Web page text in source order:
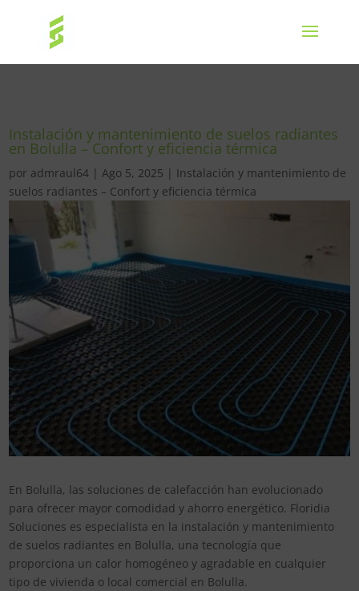
Instalación y mantenimiento de suelos radiantes
en Bolulla – Confort y eficiencia térmica
por admraul64 |Ago 5, 2025 | Instalación y mantenimiento de
suelos radiantes – Confort y eficiencia térmica
En Bolulla, las soluciones de calefacción han evolucionado
para ofrecer mayor comodidad y ahorro energético. Floridia
Soluciones es especialista en la instalación y mantenimiento
de suelos radiantes en Bolulla, una tecnología que
proporciona un calor homogéneo y agradable en cualquier
tipo de vivienda o local comercial en Bolulla.